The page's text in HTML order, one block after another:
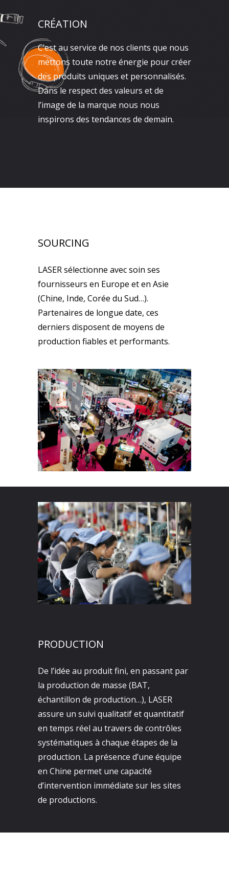
CRÉATION
C’est au service de nos clients que nous
mettons toute notre énergie pour créer
des produits uniques et personnalisés.
Dans le respect des valeurs et de
l’image de la marque nous nous
inspirons des tendances de demain.
SOURCING
LASER sélectionne avec soin ses
fournisseurs en Europe et en Asie
(Chine, Inde, Corée du Sud…).
Partenaires de longue date, ces
derniers disposent de moyens de
production fiables et performants.
PRODUCTION
De l’idée au produit fini, en passant par
la production de masse (BAT,
échantillon de production…), LASER
assure un suivi qualitatif et quantitatif
en temps réel au travers de contrôles
systématiques à chaque étapes de la
production. La présence d’une équipe
en Chine permet une capacité
d’intervention immédiate sur les sites
de productions.